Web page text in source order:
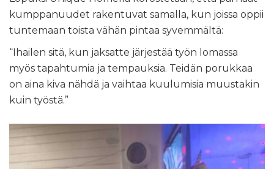
kumppanuudet rakentuvat samalla, kun joissa oppii
tuntemaan toista vähän pintaa syvemmältä:
“Ihailen sitä, kun jaksatte järjestää työn lomassa
myös tapahtumia ja tempauksia. Teidän porukkaa
on aina kiva nähdä ja vaihtaa kuulumisia muustakin
kuin työstä.”